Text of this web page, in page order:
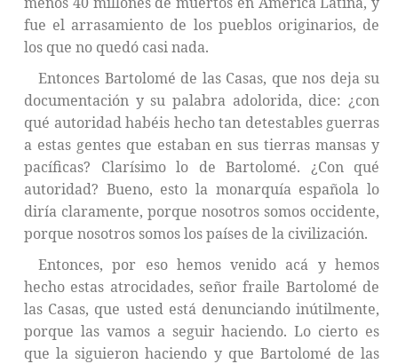
fue el arrasamiento de los pueblos originarios, de
los que no quedó casi nada.
Entonces Bartolomé de las Casas, que nos deja su
documentación y su palabra adolorida, dice: ¿con
qué autoridad habéis hecho tan detestables guerras
a estas gentes que estaban en sus tierras mansas y
pacíficas? Clarísimo lo de Bartolomé. ¿Con qué
autoridad? Bueno, esto la monarquía española lo
diría claramente, porque nosotros somos occidente,
porque nosotros somos los países de la civilización.
Entonces, por eso hemos venido acá y hemos
hecho estas atrocidades, señor fraile Bartolomé de
las Casas, que usted está denunciando inútilmente,
porque las vamos a seguir haciendo. Lo cierto es
que la siguieron haciendo y que Bartolomé de las